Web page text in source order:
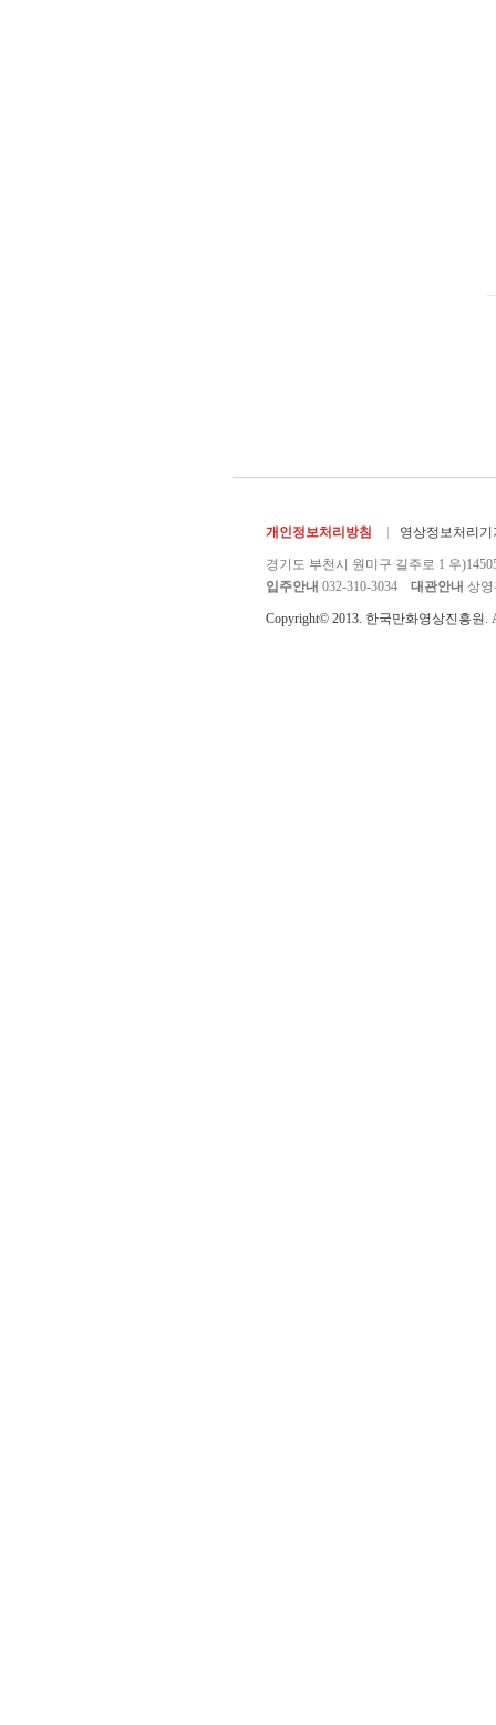
개인정보처리방침 영상정보처리기
경기도 부천시 원미구 길주로 1 우
입주안내 032-310-3034 대관안내 상영
Copyright© 2013. 한국만화영상진흥원.